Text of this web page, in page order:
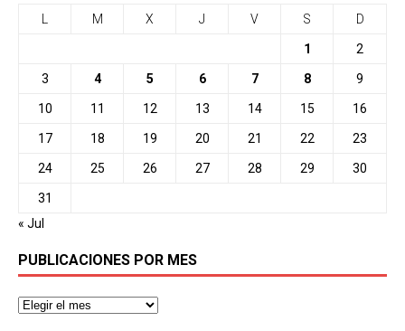
M X J V S D
1 2
3 4 5 6 7 8 9
10 11 12 13 14 15 16
17 18 19 20 21 22 23
24 25 26 27 28 29 30
31
« Jul
PUBLICACIONES POR MES